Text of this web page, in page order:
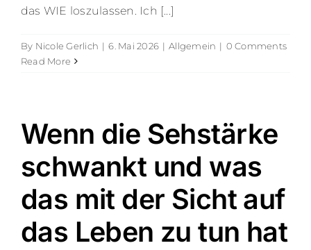
das WIE loszulassen. Ich [...]
By Nicole Gerlich | 6. Mai 2026 | Allgemein | 0 Comments
Read More
Wenn die Sehstärke
schwankt und was
das mit der Sicht auf
das Leben zu tun hat